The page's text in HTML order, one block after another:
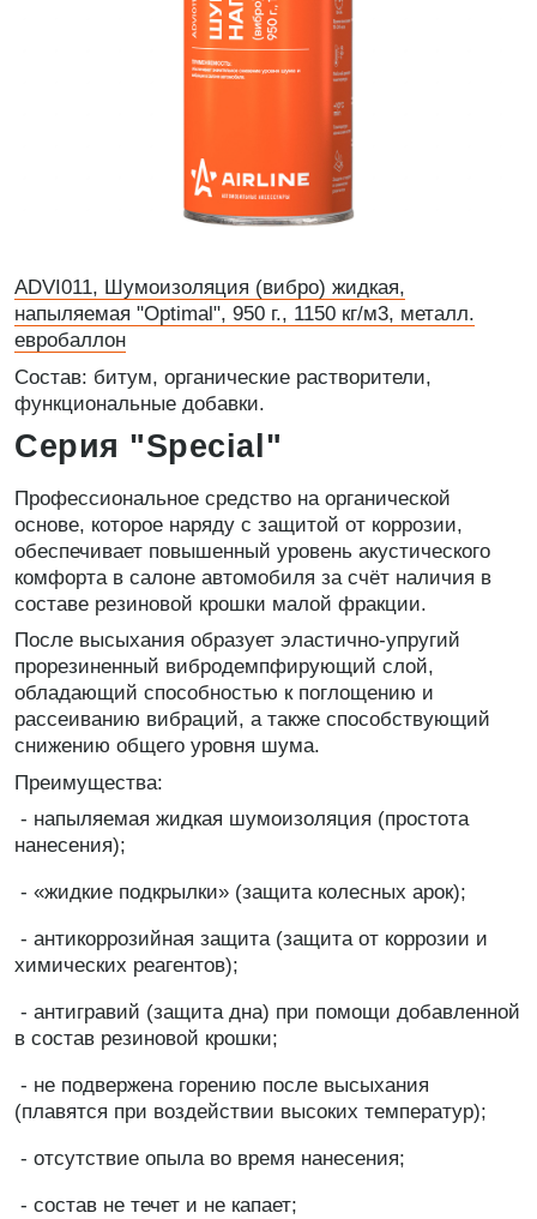
ADVI011, Шумоизоляция (вибро) жидкая,
напыляемая "Optimal", 950 г., 1150 кг/м3, металл.
евробаллон
Состав: битум, органические растворители,
функциональные добавки.
Серия "Special"
Профессиональное средство на органической
основе, которое наряду с защитой от коррозии,
обеспечивает повышенный уровень акустического
комфорта в салоне автомобиля за счёт наличия в
составе резиновой крошки малой фракции.
После высыхания образует эластично-упругий
прорезиненный вибродемпфирующий слой,
обладающий способностью к поглощению и
рассеиванию вибраций, а также способствующий
снижению общего уровня шума.
Преимущества:
- напыляемая жидкая шумоизоляция (простота
нанесения);
- «жидкие подкрылки» (защита колесных арок);
- антикоррозийная защита (защита от коррозии и
химических реагентов);
- антигравий (защита дна) при помощи добавленной
в состав резиновой крошки;
- не подвержена горению после высыхания
(плавятся при воздействии высоких температур);
- отсутствие опыла во время нанесения;
- состав не течет и не капает;